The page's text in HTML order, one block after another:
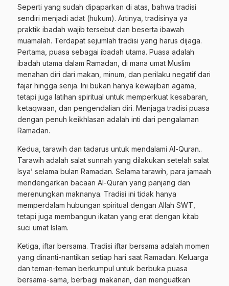
Seperti yang sudah dipaparkan di atas, bahwa tradisi
sendiri menjadi adat (hukum). Artinya, tradisinya ya
praktik ibadah wajib tersebut dan beserta ibawah
muamalah. Terdapat sejumlah tradisi yang harus dijaga.
Pertama, puasa sebagai ibadah utama. Puasa adalah
ibadah utama dalam Ramadan, di mana umat Muslim
menahan diri dari makan, minum, dan perilaku negatif dari
fajar hingga senja. Ini bukan hanya kewajiban agama,
tetapi juga latihan spiritual untuk memperkuat kesabaran,
ketaqwaan, dan pengendalian diri. Menjaga tradisi puasa
dengan penuh keikhlasan adalah inti dari pengalaman
Ramadan.
Kedua, tarawih dan tadarus untuk mendalami Al-Quran..
Tarawih adalah salat sunnah yang dilakukan setelah salat
Isya’ selama bulan Ramadan. Selama tarawih, para jamaah
mendengarkan bacaan Al-Quran yang panjang dan
merenungkan maknanya. Tradisi ini tidak hanya
memperdalam hubungan spiritual dengan Allah SWT,
tetapi juga membangun ikatan yang erat dengan kitab
suci umat Islam.
Ketiga, iftar bersama. Tradisi iftar bersama adalah momen
yang dinanti-nantikan setiap hari saat Ramadan. Keluarga
dan teman-teman berkumpul untuk berbuka puasa
bersama-sama, berbagi makanan, dan menguatkan